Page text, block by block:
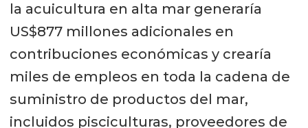
la acuicultura en alta mar generaría
US$877 millones adicionales en
contribuciones económicas y crearía
miles de empleos en toda la cadena de
suministro de productos del mar,
incluidos pisciculturas, proveedores de